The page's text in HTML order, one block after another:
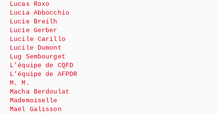
Lucas Roxo
Lucia Abbocchio
Lucie Breilh
Lucie Gerber
Lucile Carillo
Lucile Dumont
Lug Sembourget
L’équipe de CQFD
L’équipe de AFPDR
M. M.
Macha Berdoulat
Mademoiselle
Maël Galisson